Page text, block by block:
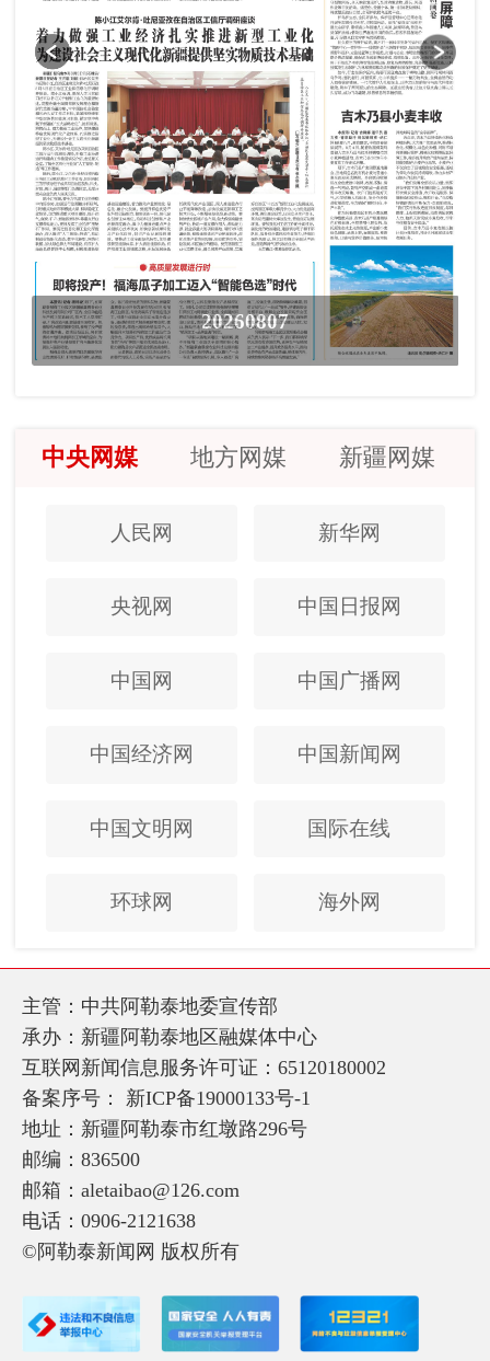
20260807
中央网媒 地方网媒 新疆网媒
人民网 新华网
央视网 中国日报网
中国网 中国广播网
中国经济网 中国新闻网
中国文明网 国际在线
环球网 海外网
主管：中共阿勒泰地委宣传部
承办：新疆阿勒泰地区融媒体中心
互联网新闻信息服务许可证：65120180002
备案序号： 新ICP备19000133号-1
地址：新疆阿勒泰市红墩路296号
邮编：836500
邮箱：aletaibao@126.com
电话：0906-2121638
©阿勒泰新闻网 版权所有